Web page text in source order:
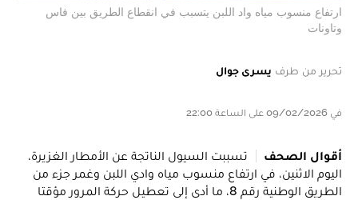
ارتفاع منسوب مياه واد اللبن يتسبب في انقطاع الطريق بين فاس
وتاونات‎
تحرير من طرف يسرى جوال
في 09/02/2026 على الساعة 22:00
أقوال الصحف
تسببت السيول الناتجة عن الأمطار الغزيرة،
اليوم الاثنين، في ارتفاع منسوب مياه وادي اللبن وغمر جزء من
الطريق الوطنية رقم 8، ما أدى إلى تعطيل حركة المرور مؤقتا